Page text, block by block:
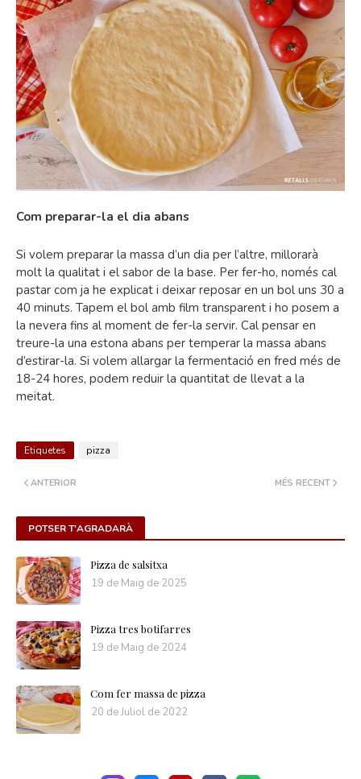
Com preparar-la el dia abans
Si volem preparar la massa d’un dia per l’altre, millorarà
molt la qualitat i el sabor de la base. Per fer-ho, només cal
pastar com ja he explicat i deixar reposar en un bol uns 30 a
40 minuts. Tapem el bol amb film transparent i ho posem a
la nevera fins al moment de fer-la servir. Cal pensar en
treure-la una estona abans per temperar la massa abans
d’estirar-la. Si volem allargar la fermentació en fred més de
18-24 hores, podem reduir la quantitat de llevat a la
meitat.
Etiquetes pizza
MÉS RECENT
ANTERIOR
POTSER T'AGRADARÀ
Pizza de salsitxa
19 de Maig de 2025
Pizza tres botifarres
19 de Maig de 2024
Com fer massa de pizza
20 de Juliol de 2022